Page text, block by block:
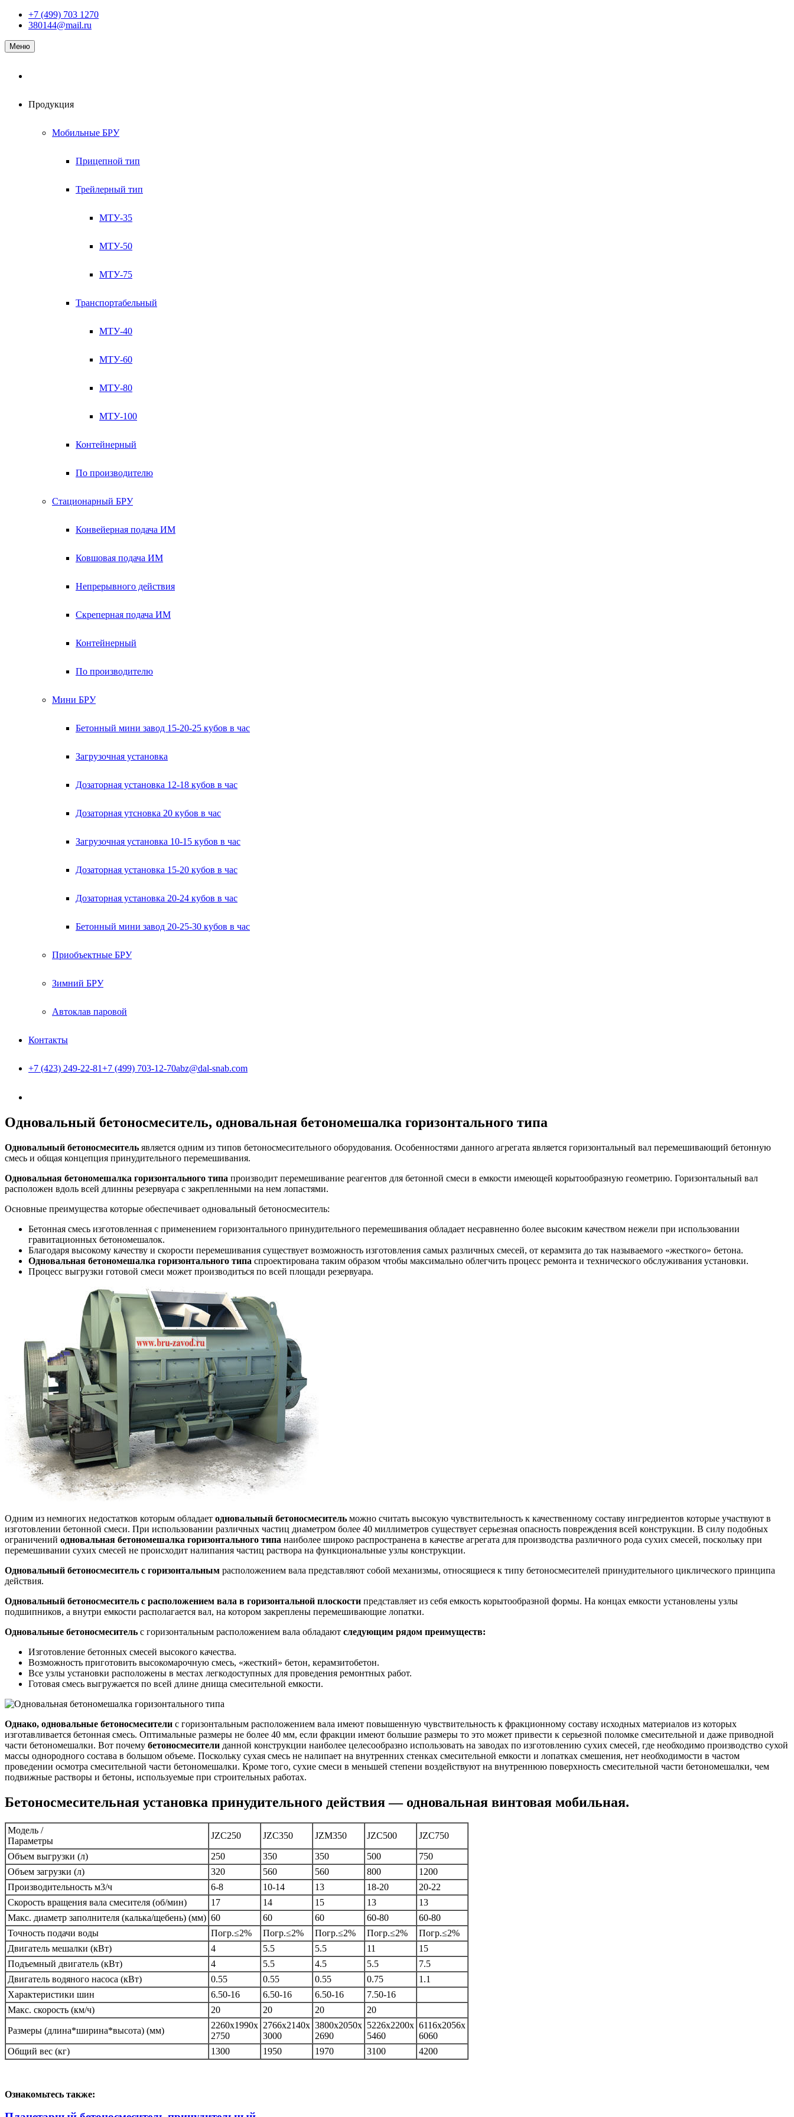
Наверх+7 (499) 703 1270
380144@mail.ru
Меню
Продукция
Мобильные БРУ
Прицепной тип
Трейлерный тип
МТУ-35
МТУ-50
МТУ-75
Транспортабельный
МТУ-40
МТУ-60
МТУ-80
МТУ-100
Контейнерный
По производителю
Стационарный БРУ
Конвейерная подача ИМ
Ковшовая подача ИМ
Непрерывного действия
Скреперная подача ИМ
Контейнерный
По производителю
Мини БРУ
Бетонный мини завод 15-20-25 кубов в час
Загрузочная установка
Дозаторная установка 12-18 кубов в час
Дозаторная утсновка 20 кубов в час
Загрузочная установка 10-15 кубов в час
Дозаторная установка 15-20 кубов в час
Дозаторная установка 20-24 кубов в час
Бетонный мини завод 20-25-30 кубов в час
Приобъектные БРУ
Зимний БРУ
Автоклав паровой
Контакты
+7 (423) 249-22-81+7 (499) 703-12-70abz@dal-snab.com
Одновальный бетоносмеситель, одновальная бетономешалка горизонтального типа
Одновальный бетоносмеситель является одним из типов бетоносмесительного оборудования. Особенностями данного агрегата является горизонтальный вал перемешивающий бетонную
смесь и общая концепция принудительного перемешивания.
Одновальная бетономешалка горизонтального типа производит перемешивание реагентов для бетонной смеси в емкости имеющей корытообразную геометрию. Горизонтальный вал
расположен вдоль всей длинны резервуара с закрепленными на нем лопастями.
Основные преимущества которые обеспечивает одновальный бетоносмеситель:
Бетонная смесь изготовленная с применением горизонтального принудительного перемешивания обладает несравненно более высоким качеством нежели при использовании
гравитационных бетономешалок.
Благодаря высокому качеству и скорости перемешивания существует возможность изготовления самых различных смесей, от керамзита до так называемого «жесткого» бетона.
Одновальная бетономешалка горизонтального типа спроектирована таким образом чтобы максимально облегчить процесс ремонта и технического обслуживания установки.
Процесс выгрузки готовой смеси может производиться по всей площади резервуара.
Одним из немногих недостатков которым обладает одновальный бетоносмеситель можно считать высокую чувствительность к качественному составу ингредиентов которые участвуют в
изготовлении бетонной смеси. При использовании различных частиц диаметром более 40 миллиметров существует серьезная опасность повреждения всей конструкции. В силу подобных
ограничений одновальная бетономешалка горизонтального типа наиболее широко распространена в качестве агрегата для производства различного рода сухих смесей, поскольку при
перемешивании сухих смесей не происходит налипания частиц раствора на функциональные узлы конструкции.
Одновальный бетоносмеситель с горизонтальным расположением вала представляют собой механизмы, относящиеся к типу бетоносмесителей принудительного циклического принципа
действия.
Одновальный бетоносмеситель с расположением вала в горизонтальной плоскости представляет из себя емкость корытообразной формы. На концах емкости установлены узлы
подшипников, а внутри емкости располагается вал, на котором закреплены перемешивающие лопатки.
Одновальные бетоносмеситель с горизонтальным расположением вала обладают следующим рядом преимуществ:
Изготовление бетонных смесей высокого качества.
Возможность приготовить высокомарочную смесь, «жесткий» бетон, керамзитобетон.
Все узлы установки расположены в местах легкодоступных для проведения ремонтных работ.
Готовая смесь выгружается по всей длине днища смесительной емкости.
Однако, одновальные бетоносмесители с горизонтальным расположением вала имеют повышенную чувствительность к фракционному составу исходных материалов из которых
изготавливается бетонная смесь. Оптимальные размеры не более 40 мм, если фракции имеют большие размеры то это может привести к серьезной поломке смесительной и даже приводной
части бетономешалки. Вот почему бетоносмесители данной конструкции наиболее целесообразно использовать на заводах по изготовлению сухих смесей, где необходимо производство сухой
массы однородного состава в большом объеме. Поскольку сухая смесь не налипает на внутренних стенках смесительной емкости и лопатках смешения, нет необходимости в частом
проведении осмотра смесительной части бетономешалки. Кроме того, сухие смеси в меньшей степени воздействуют на внутреннюю поверхность смесительной части бетономешалки, чем
подвижные растворы и бетоны, используемые при строительных работах.
Бетоносмесительная установка принудительного действия — одновальная винтовая мобильная.
Модель /
Параметры
JZC250 JZC350 JZM350 JZC500 JZC750
Объем выгрузки (л) 250 350 350 500
750
Объем загрузки (л)
320 560 560 800
1200
Производительность м3/ч
6-8 10-14 13 18-20
20-22
Скорость вращения вала смесителя (об/мин)
17 14 15 13
13
Макс. диаметр заполнителя (калька/щебень) (мм) 60 60 60 60-80
60-80
Точность подачи воды
Погр.≤2% Погр.≤2% Погр.≤2% Погр.≤2%
Погр.≤2%
Двигатель мешалки (кВт)
4 5.5 5.5 11
15
Подъемный двигатель (кВт)
4 5.5 4.5 5.5
7.5
Двигатель водяного насоса (кВт)
0.55 0.55 0.55 0.75
1.1
Характеристики шин
6.50-16 6.50-16 6.50-16
7.50-16
Макс. скорость (км/ч)
20 20 20 20
Размеры (длина*ширина*высота) (мм)
2260x1990x
2750
2766x2140x
3000
3800x2050x
2690
5226x2200x
5460
6116x2056x
6060
Общий вес (кг)
1300 1950 1970 3100 4200
Ознакомьтесь также: